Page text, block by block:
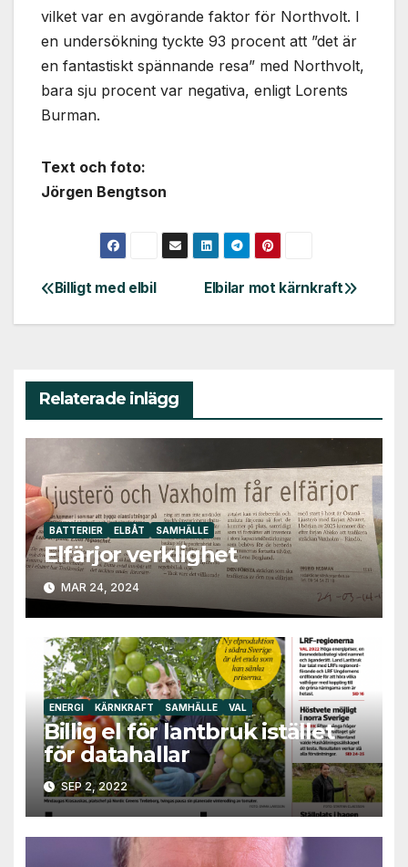
vilket var en avgörande faktor för Northvolt. I
en undersökning tyckte 93 procent att ”det är
en fantastiskt spännande resa” med Northvolt,
bara sju procent var negativa, enligt Lorents
Burman.
Text och foto:
Jörgen Bengtson
Inläggsnavigering
Elbilar mot kärnkraft
Billigt med elbil
Relaterade inlägg
BATTERIER ELBÅT SAMHÄLLE
Elfärjor verklighet
MAR 24, 2024
ENERGI KÄRNKRAFT SAMHÄLLE VAL
Billig el för lantbruk istället
för datahallar￼
SEP 2, 2022